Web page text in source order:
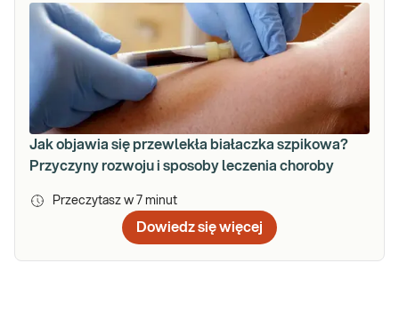
Jak objawia się przewlekła białaczka szpikowa?
Przyczyny rozwoju i sposoby leczenia choroby
Przeczytasz w 7 minut
Dowiedz się więcej